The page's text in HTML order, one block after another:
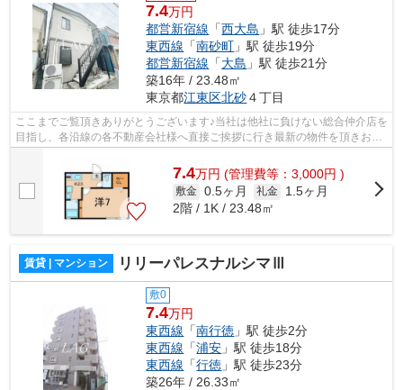
7.4万円
都営新宿線 「西大島 」駅 徒歩17分
東西線 「南砂町 」駅 徒歩19分
都営新宿線 「大島 」駅 徒歩21分
築16年 / 23.48㎡
東京都江東区北砂４丁目
ここまでご覧頂きありがとうございます♪当社は他社に負けない総合仲介店を
目指し、各沿線の各不動産会社様へ直接ご挨拶に行き最新の物件を頂きお客
様へ提供しております！最新の情報は...
7.4万円 (管理費等：3,000円 )
敷金 0.5ヶ月 礼金
1.5ヶ月
2階 / 1K / 23.48㎡
賃貸 | マンション リリーパレスナルシマⅢ
敷0
7.4万円
東西線 「南行徳 」駅 徒歩2分
東西線 「浦安 」駅 徒歩18分
東西線 「行徳 」駅 徒歩23分
築26年 / 26.33㎡